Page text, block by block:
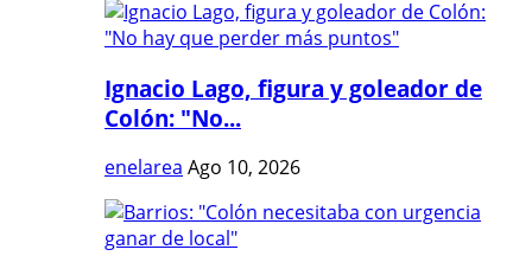
Ignacio Lago, figura y goleador de
Colón: "No...
enelarea Ago 10, 2026